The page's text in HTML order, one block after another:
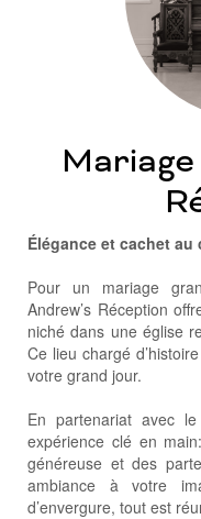
Mariage
Élégance et cachet
Pour un mariage
Andrew’s Réception
niché dans une église
Ce lieu chargé
votre grand jour.
En partenariat avec le
expérience clé en
généreuse et des
ambiance à votre
d’envergure, tout est